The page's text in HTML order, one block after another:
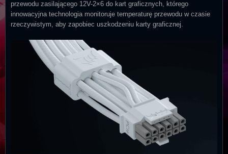
przewodu zasilającego 12V-2×6 do kart graficznych, którego
innowacyjna technologia monitoruje temperaturę przewodu w czasie
rzeczywistym, aby zapobiec uszkodzeniu karty graficznej.